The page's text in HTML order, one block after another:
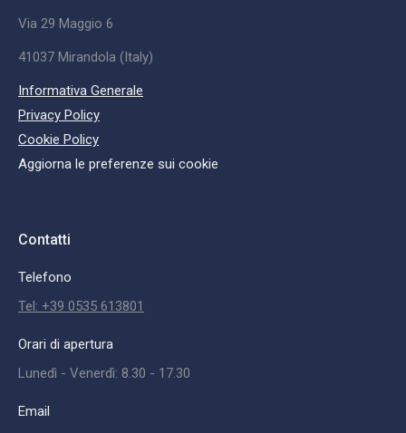
Via 29 Maggio 6
41037 Mirandola (Italy)
Informativa Generale
Privacy Policy
Cookie Policy
Aggiorna le preferenze sui cookie
Contatti
Telefono
Tel: +39 0535 613801
Orari di apertura
Lunedì - Venerdì: 8.30 - 17.30
Email